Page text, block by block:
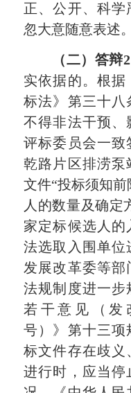
正、公开、科
忽大意随意表述。
（二）答辩
实依据的。根
标法》第三十八
不得非法干预、
评标委员会一致
乾路片区排涝泵
文件“投标须知
人的数量及确定
家定标候选人
法选取入围单位
发展改革委等部
法规制度进一步
若干意见（发
号）》第十三项
标文件存在歧义
进行时，应当停